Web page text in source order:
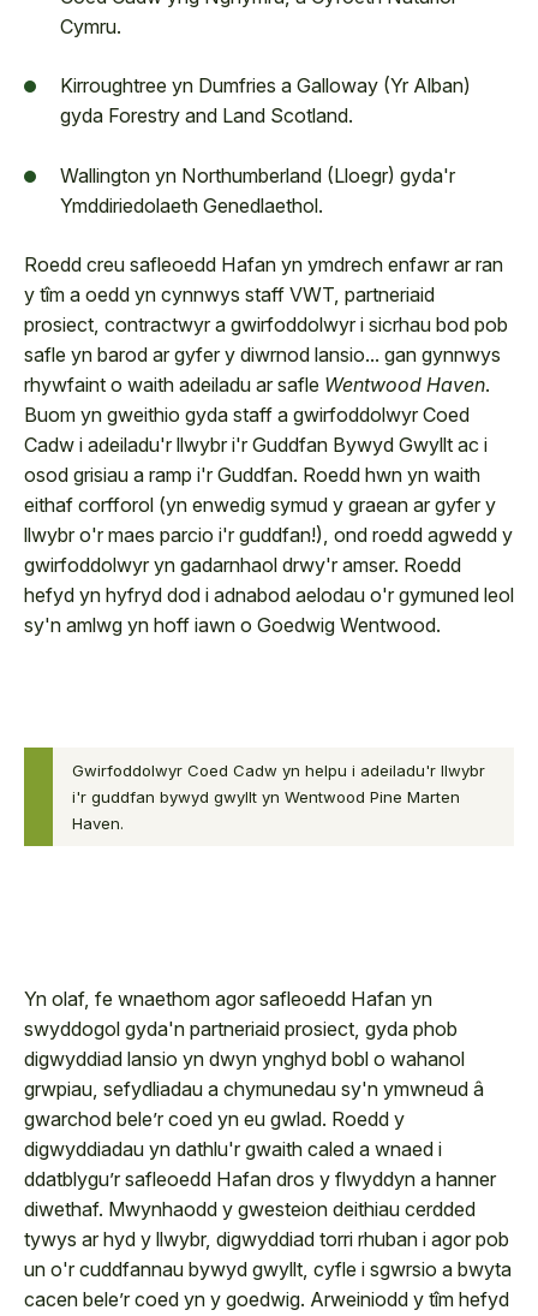
Cymru.
Kirroughtree yn Dumfries a Galloway (Yr Alban)
gyda Forestry and Land Scotland.
Wallington yn Northumberland (Lloegr) gyda'r
Ymddiriedolaeth Genedlaethol.
Roedd creu safleoedd Hafan yn ymdrech enfawr ar ran
y tîm a oedd yn cynnwys staff VWT, partneriaid
prosiect, contractwyr a gwirfoddolwyr i sicrhau bod pob
safle yn barod ar gyfer y diwrnod lansio... gan gynnwys
rhywfaint o waith adeiladu ar safle Wentwood Haven.
Buom yn gweithio gyda staff a gwirfoddolwyr Coed
Cadw i adeiladu'r llwybr i'r Guddfan Bywyd Gwyllt ac i
osod grisiau a ramp i'r Guddfan. Roedd hwn yn waith
eithaf corfforol (yn enwedig symud y graean ar gyfer y
llwybr o'r maes parcio i'r guddfan!), ond roedd agwedd y
gwirfoddolwyr yn gadarnhaol drwy'r amser. Roedd
hefyd yn hyfryd dod i adnabod aelodau o'r gymuned leol
sy'n amlwg yn hoff iawn o Goedwig Wentwood.
Gwirfoddolwyr Coed Cadw yn helpu i adeiladu'r llwybr
i'r guddfan bywyd gwyllt yn Wentwood Pine Marten
Haven.
Yn olaf, fe wnaethom agor safleoedd Hafan yn
swyddogol gyda'n partneriaid prosiect, gyda phob
digwyddiad lansio yn dwyn ynghyd bobl o wahanol
grwpiau, sefydliadau a chymunedau sy'n ymwneud â
gwarchod bele’r coed yn eu gwlad. Roedd y
digwyddiadau yn dathlu'r gwaith caled a wnaed i
ddatblygu’r safleoedd Hafan dros y flwyddyn a hanner
diwethaf. Mwynhaodd y gwesteion deithiau cerdded
tywys ar hyd y llwybr, digwyddiad torri rhuban i agor pob
un o'r cuddfannau bywyd gwyllt, cyfle i sgwrsio a bwyta
cacen bele’r coed yn y goedwig. Arweiniodd y tîm hefyd